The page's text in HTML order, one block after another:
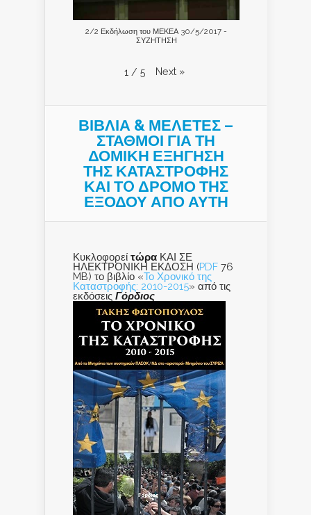
2/2 Εκδήλωση του ΜΕΚΕΑ 30/5/2017 -
ΣΥΖΗΤΗΣΗ
1 / 5 Next »
ΒΙΒΛΙΑ & ΜΕΛΕΤΕΣ –
ΣΤΑΘΜΟΙ ΓΙΑ ΤΗ
ΔΟΜΙΚΗ ΕΞΗΓΗΣΗ
ΤΗΣ ΚΑΤΑΣΤΡΟΦΗΣ
ΚΑΙ ΤO ΔΡΟΜΟ ΤΗΣ
ΕΞΟΔΟΥ ΑΠΟ ΑΥΤΗ
Κυκλοφορεί τώρα ΚΑΙ ΣΕ
ΗΛΕΚΤΡΟΝΙΚΗ ΕΚΔΟΣΗ (PDF 76
MB) το βιβλίο «Το Χρονικό της
Καταστροφής: 2010-2015» από τις
εκδόσεις Γόρδιος